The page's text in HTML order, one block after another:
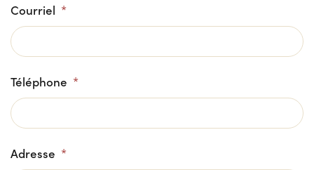
Courriel *
Téléphone *
Adresse *